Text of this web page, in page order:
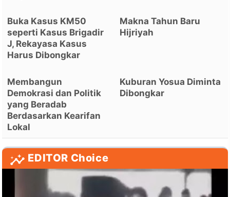
Buka Kasus KM50
seperti Kasus Brigadir
J, Rekayasa Kasus
Harus Dibongkar
Makna Tahun Baru
Hijriyah
Membangun
Demokrasi dan Politik
yang Beradab
Berdasarkan Kearifan
Lokal
Kuburan Yosua Diminta
Dibongkar
EDITOR Choice